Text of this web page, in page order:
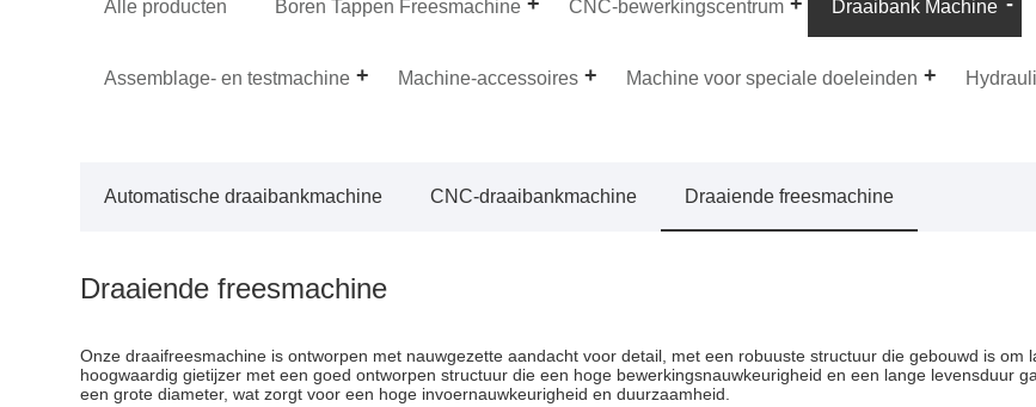
Alle producten Boren Tappen Freesmachine CNC-bewerkingscentrum Draaibank Machine
Assemblage- en testmachine Machine-accessoires Machine voor speciale doeleinden
Automatische draaibankmachine CNC-draaibankmachine Draaiende freesmachine
Draaiende freesmachine
Onze draaifreesmachine is ontworpen met nauwgezette aandacht voor detail, met een robuuste structuur die gebouwd is
hoogwaardig gietijzer met een goed ontworpen structuur die een hoge bewerkingsnauwkeurigheid en een lange levensduur
een grote diameter, wat zorgt voor een hoge invoernauwkeurigheid en duurzaamheid.